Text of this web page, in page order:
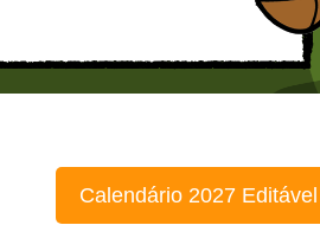
Calendário 2027 Editável